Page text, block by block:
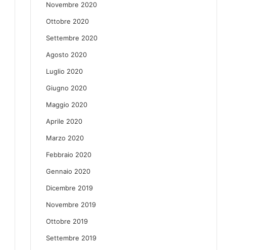
Novembre 2020
Ottobre 2020
Settembre 2020
Agosto 2020
Luglio 2020
Giugno 2020
Maggio 2020
Aprile 2020
Marzo 2020
Febbraio 2020
Gennaio 2020
Dicembre 2019
Novembre 2019
Ottobre 2019
Settembre 2019